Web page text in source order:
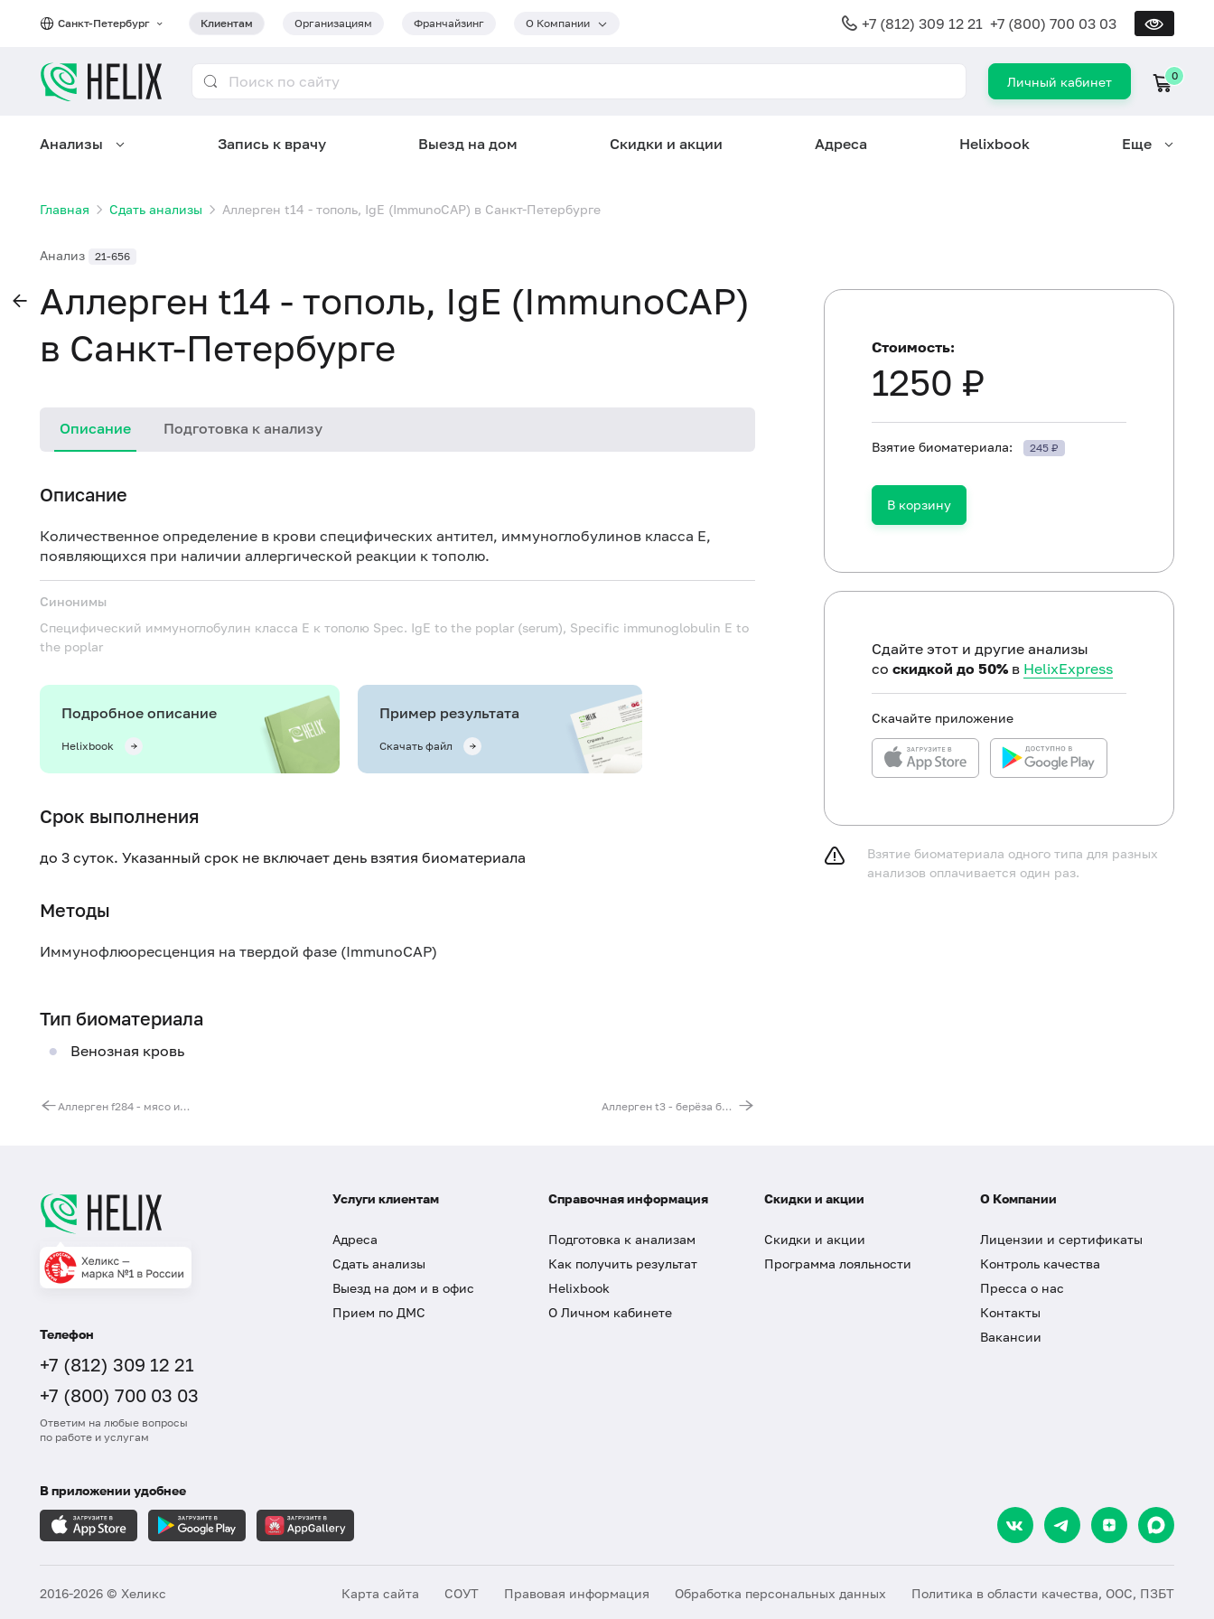
Санкт-Петербург Клиентам Организациям Франчайзинг О Компании +7 (812) 309 12 21 +7 (800) 700 03 03
Личный кабинет 0
Анализы Запись к врачу Выезд на дом Скидки и акции Адреса Helixbook Еще
Главная Сдать анализы Аллерген t14 - тополь, IgE (ImmunoCAP) в Санкт-Петербурге
Анализ 21-656
Аллерген t14 - тополь, IgE (ImmunoCAP)
в Санкт-Петербурге
Описание Подготовка к анализу
Описание
Количественное определение в крови специфических антител, иммуноглобулинов класса E,
появляющихся при наличии аллергической реакции к тополю.
Синонимы
Специфический иммуноглобулин класса Е к тополю Spec. IgE to the poplar (serum), Specific immunoglobulin E to
the poplar
Подробное описание
Helixbook
Пример результата
Скачать файл
Срок выполнения
до 3 суток. Указанный срок не включает день взятия биоматериала
Методы
Иммунофлюоресценция на твердой фазе (ImmunoCAP)
Тип биоматериала
Венозная кровь
Аллерген f284 - мясо индейки, IgE (ImmunoCAP) Аллерген t3 - берёза бородавчатая, IgE (ImmunoCAP)
Не курить в течение 30 минут до исследования.
Стоимость:
1250 ₽
Взятие биоматериала: 245 ₽
В корзину
Сдайте этот и другие анализы
со скидкой до 50% в HelixExpress
Скачайте приложение
Взятие биоматериала одного типа для разных
анализов оплачивается один раз.
Телефон
+7 (812) 309 12 21
+7 (800) 700 03 03
Ответим на любые вопросы
по работе и услугам
Услуги клиентам
Адреса
Сдать анализы
Выезд на дом и в офис
Прием по ДМС
Справочная информация
Подготовка к анализам
Как получить результат
Helixbook
О Личном кабинете
Скидки и акции
Скидки и акции
Программа лояльности
О Компании
Лицензии и сертификаты
Контроль качества
Пресса о нас
Контакты
Вакансии
В приложении удобнее
2016-2026 © Хеликс Карта сайта СОУТ Правовая информация Обработка персональных данных Политика в области качества, ООС, ПЗБТ